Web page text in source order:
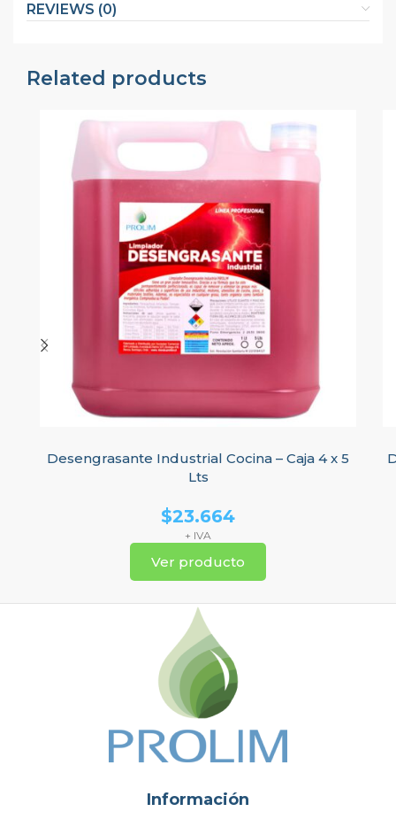
REVIEWS (0)
Related products
Desengrasante Industrial Cocina – Caja 4 x 5
Lts
$23.664
+ IVA
Ver producto
Información